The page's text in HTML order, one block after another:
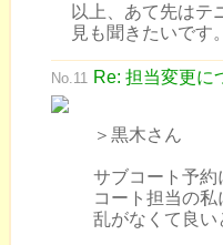
以上、あて先はテ
見も聞きたいです。
No.11 Re: 担当変更に
＞黒木さん
サブコート予約
コート担当の
乱がなくて良い